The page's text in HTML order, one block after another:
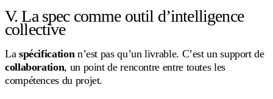
V. La spec comme outil d’intelligence
collective
La spécification n’est pas qu’un livrable. C’est un support de
collaboration, un point de rencontre entre toutes les
compétences du projet.